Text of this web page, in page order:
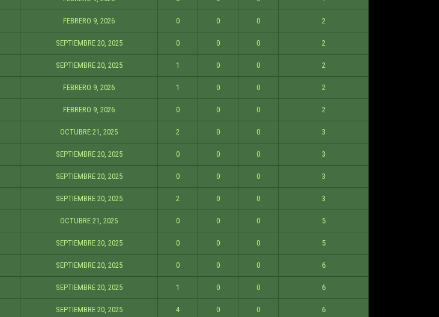
FEBRERO 9, 2026 0 0 0 2
SEPTIEMBRE 20, 2025 0 0 0 2
SEPTIEMBRE 20, 2025 1 0 0 2
FEBRERO 9, 2026 1 0 0 2
FEBRERO 9, 2026 0 0 0 2
OCTUBRE 21, 2025 2 0 0 3
SEPTIEMBRE 20, 2025 0 0 0 3
SEPTIEMBRE 20, 2025 0 0 0 3
SEPTIEMBRE 20, 2025 2 0 0 3
OCTUBRE 21, 2025 0 0 0 5
SEPTIEMBRE 20, 2025 0 0 0 5
SEPTIEMBRE 20, 2025 0 0 0 6
SEPTIEMBRE 20, 2025 1 0 0 6
SEPTIEMBRE 20, 2025 4 0 0 6